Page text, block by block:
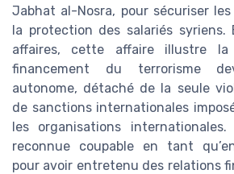
Jabhat al-Nosra, pour sécuriser
la protection des salariés syriens.
affaires, cette affaire illustre
financement du terrorisme
autonome, détaché de la seule
de sanctions internationales
les organisations
reconnue coupable en tant
pour avoir entretenu des relations